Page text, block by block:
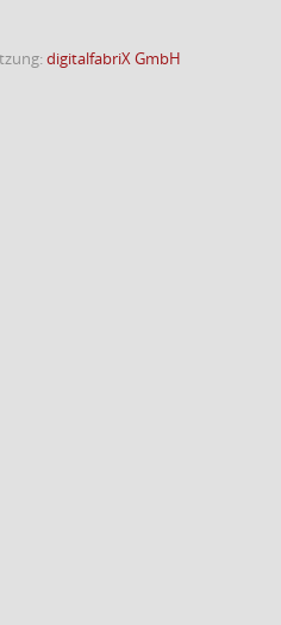
digitalfabriX GmbH